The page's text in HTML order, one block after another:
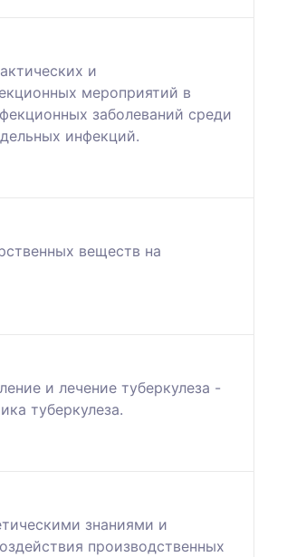
и
мероприятий в
заболеваний среди
инфекций.
веществ на
и лечение туберкулеза -
туберкулеза.
знаниями и
производственных